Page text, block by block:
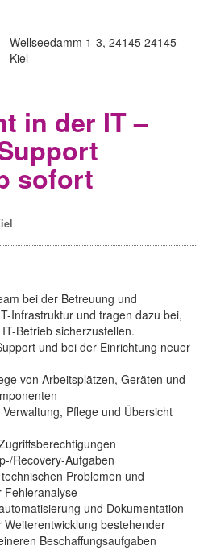
Wellseedamm 1-3, 24145 24145
Kiel
in der IT –
sofort
bei der Betreuung und
Infrastruktur und tragen dazu bei,
Betrieb sicherzustellen.
und bei der Einrichtung neuer
von Arbeitsplätzen, Geräten und
Pflege und Übersicht
Recovery-Aufgaben
Problemen und
Fehleranalyse
und Dokumentation
bestehender
Beschaffungsaufgaben